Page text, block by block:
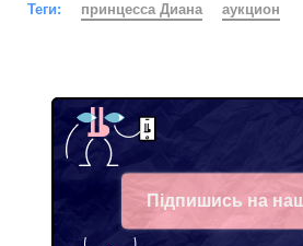
Теги: принцесса Диана аукцион
Підпишись на
Facebook